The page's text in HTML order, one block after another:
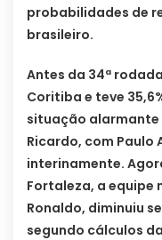
probabilidades de
brasileiro.
Antes da 34ª
Coritiba e teve
situação alarmante
Ricardo, com Paulo
interinamente.
Fortaleza, a equipe
Ronaldo, diminuiu
segundo cálculos da